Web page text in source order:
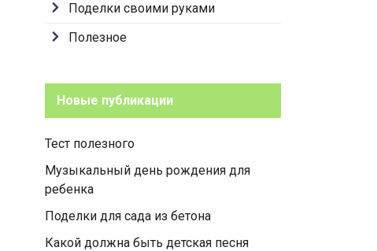
Поделки своими руками
Полезное
Новые публикации
Тест полезного
Музыкальный день рождения для
ребенка
Поделки для сада из бетона
Какой должна быть детская песня